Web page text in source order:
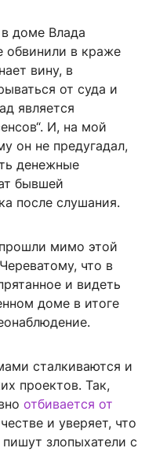
доме Влада
обвинили в краже
вину, в
от суда и
является
И, на мой
он не предугадал,
денежные
бывшей
после слушания.
мимо этой
что в
и видеть
доме в итоге
сталкиваются и
проектов. Так,
отбивается от
и уверяет, что
злопыхатели с